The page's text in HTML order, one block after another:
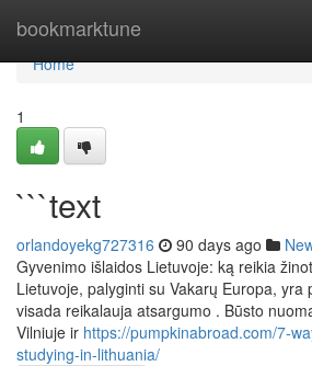
bookmarktune
Home
Home
1
```text
orlandoyekg727316 90 days ago
Gyvenimo išlaidos Lietuvoje: ką reikia
Lietuvoje, palyginti su Vakarų Europa, yra
visada reikalauja atsargumo . Būsto
Vilniuje ir https://pumpkinabroad.com/7-
studying-in-lithuania/